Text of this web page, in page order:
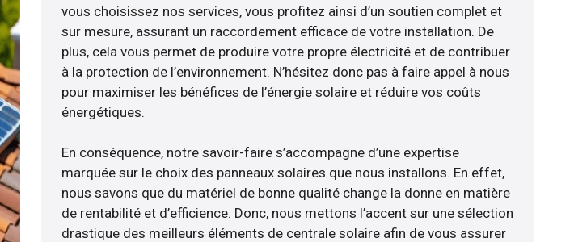
vous choisissez nos services, vous profitez ainsi d’un soutien complet et
sur mesure, assurant un raccordement efficace de votre installation. De
plus, cela vous permet de produire votre propre électricité et de contribuer
à la protection de l’environnement. N’hésitez donc pas à faire appel à nous
pour maximiser les bénéfices de l’énergie solaire et réduire vos coûts
énergétiques.
En conséquence, notre savoir-faire s’accompagne d’une expertise
marquée sur le choix des panneaux solaires que nous installons. En effet,
nous savons que du matériel de bonne qualité change la donne en matière
de rentabilité et d’efficience. Donc, nous mettons l’accent sur une sélection
drastique des meilleurs éléments de centrale solaire afin de vous assurer